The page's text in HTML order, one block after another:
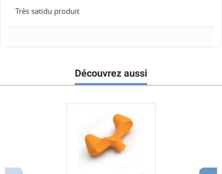
Très satidu produit
Découvrez aussi